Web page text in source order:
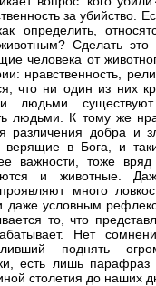
за убийство.
определить,
Сделать это
человека от
нравственность,
что ни один из них
людьми
людьми. К тому же
различения добра и
в Бога, и
важности, тоже
и животные.
много
даже условным
то, что
Нет
поднять
есть лишь парафраз
столетия до наших